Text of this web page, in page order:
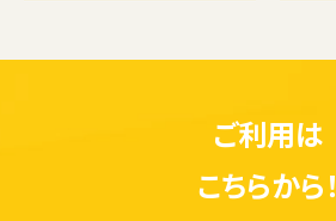
ご利用は
こちらから！